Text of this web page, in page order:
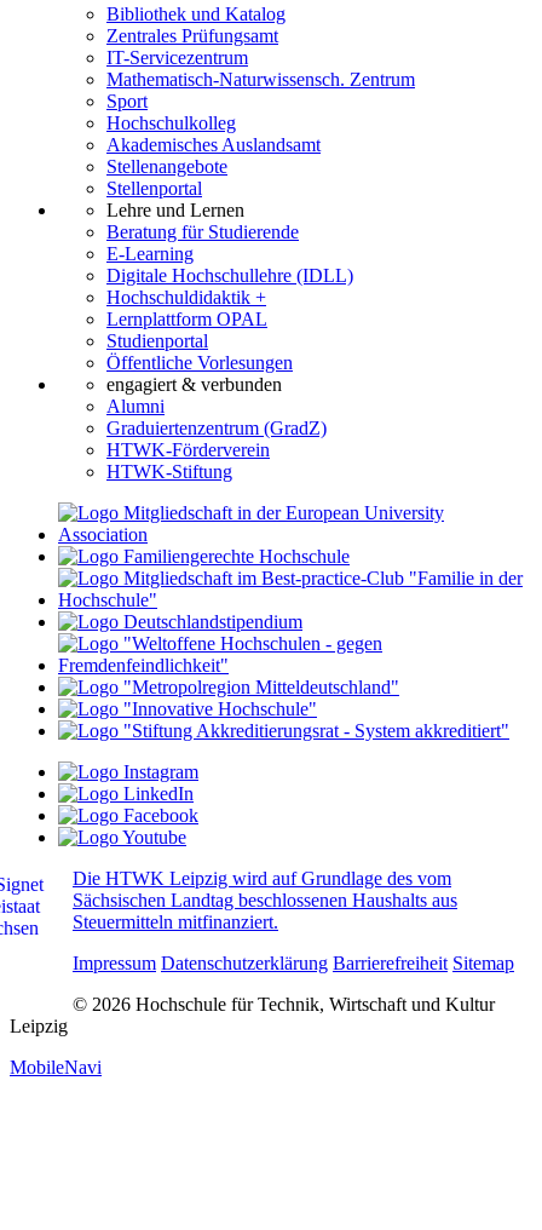
Bibliothek und Katalog
Zentrales Prüfungsamt
IT-Servicezentrum
Mathematisch-Naturwissensch. Zentrum
Sport
Hochschulkolleg
Akademisches Auslandsamt
Stellenangebote
Stellenportal
Lehre und Lernen
Beratung für Studierende
E-Learning
Digitale Hochschullehre (IDLL)
Hochschuldidaktik +
Lernplattform OPAL
Studienportal
Öffentliche Vorlesungen
engagiert & verbunden
Alumni
Graduiertenzentrum (GradZ)
HTWK-Förderverein
HTWK-Stiftung
Die HTWK Leipzig wird auf Grundlage des vom
Sächsischen Landtag beschlossenen Haushalts aus
Steuermitteln mitfinanziert.
Impressum Datenschutzerklärung Barrierefreiheit Sitemap
© 2026 Hochschule für Technik, Wirtschaft und Kultur
Leipzig
MobileNavi